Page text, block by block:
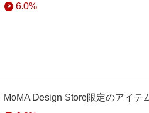
6.0%
MoMA Design Store限定のアイテ